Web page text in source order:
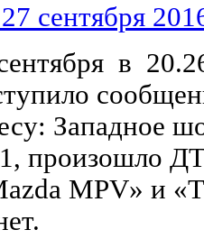
сентября
в
Западное
произошло
MPV» и